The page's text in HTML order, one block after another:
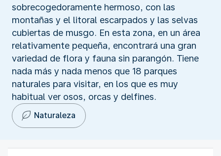
sobrecogedoramente hermoso, con las
montañas y el litoral escarpados y las selvas
cubiertas de musgo. En esta zona, en un área
relativamente pequeña, encontrará una gran
variedad de flora y fauna sin parangón. Tiene
nada más y nada menos que 18 parques
naturales para visitar, en los que es muy
habitual ver osos, orcas y delfines.
Naturaleza